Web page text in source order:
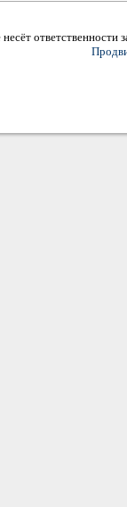
ответственности